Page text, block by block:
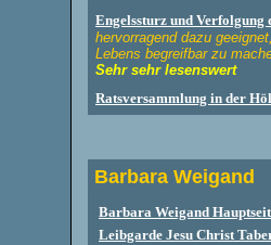
Engelssturz und Verfolgung
hervorragend dazu
Lebens begreifbar zu
Sehr sehr lesenswert
Ratsversammlung in der
Barbara
Barbara Weigand
Leibgarde Jesu Christ